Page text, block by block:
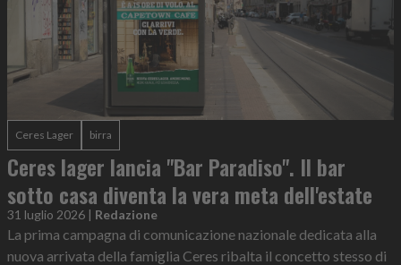
Ceres Lager birra
Ceres lager lancia "Bar Paradiso". Il bar
sotto casa diventa la vera meta dell'estate
31 luglio 2026 | Redazione
La prima campagna di comunicazione nazionale dedicata alla
nuova arrivata della famiglia Ceres ribalta il concetto stesso di